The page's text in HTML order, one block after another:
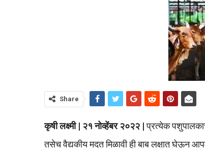
Share
कृषी लक्ष्मी | २१ नोव्हेंबर २०२२ |प्रत्येक
तसेच वैद्यकीय मदत मिळावी ही बाब लक्षात घेऊन